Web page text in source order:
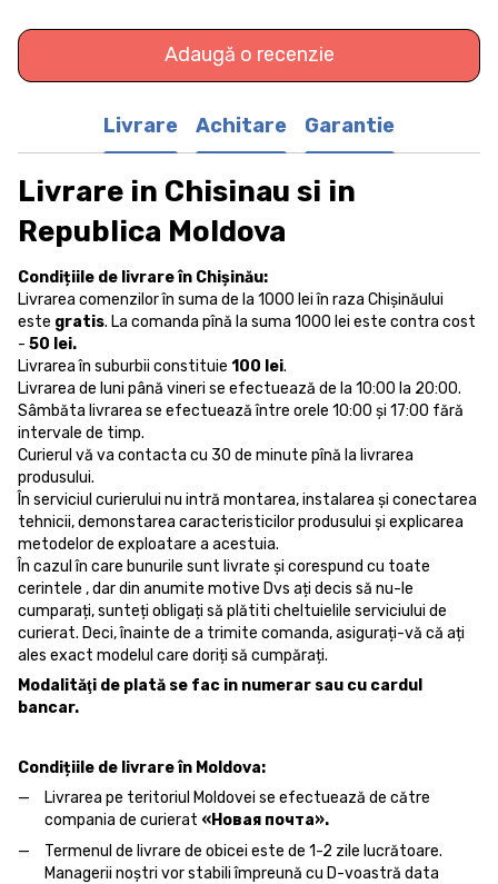
Adaugă o recenzie
Livrare Achitare Garantie
Livrare in Chisinau si in
Republica Moldova
Condițiile de livrare în Chișinău:
Livrarea comenzilor în suma de la 1000 lei în raza Chișinăului
este gratis. La comanda pînă la suma 1000 lei este contra cost
- 50 lei.
Livrarea în suburbii constituie 100 lei.
Livrarea de luni până vineri se efectuează de la 10:00 la 20:00.
Sâmbăta livrarea se efectuează între orele 10:00 și 17:00 fără
intervale de timp.
Curierul vă va contacta cu 30 de minute pînă la livrarea
produsului.
În serviciul curierului nu intră montarea, instalarea și conectarea
tehnicii, demonstarea caracteristicilor produsului și explicarea
metodelor de exploatare a acestuia.
În cazul în care bunurile sunt livrate și corespund cu toate
cerintele , dar din anumite motive Dvs ați decis să nu-le
cumparați, sunteți obligați să plătiti cheltuielile serviciului de
curierat. Deci, înainte de a trimite comanda, asigurați-vă că ați
ales exact modelul care doriți să cumpărați.
Modalităţi de plată se fac in numerar sau cu cardul
bancar.
Condițiile de livrare în Moldova:
Livrarea pe teritoriul Moldovei se efectuează de către
compania de curierat «Новая почта».
Termenul de livrare de obicei este de 1-2 zile lucrătoare.
Managerii noștri vor stabili împreună cu D-voastră data